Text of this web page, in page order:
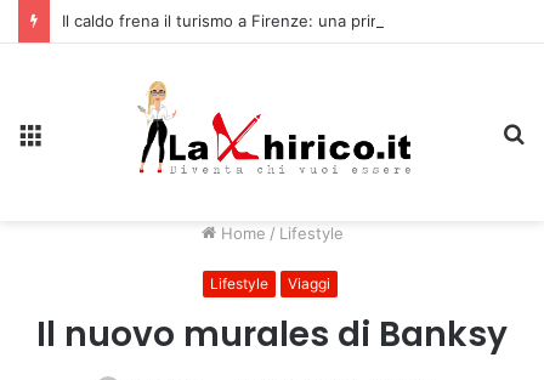
Home / Lifestyle
Lifestyle Viaggi
Il nuovo murales di Banksy